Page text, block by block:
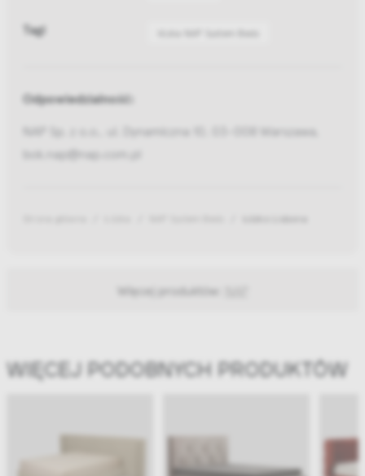
Tagi
Odpowiedzialność:
NAP Sp. z o.o., ul. Dynamiczna 10, 03-008 Warszawa,
bok.nap@nap.com.pl
Więcej produktów:
WIĘCEJ PODOBNYCH PRODUKTÓW